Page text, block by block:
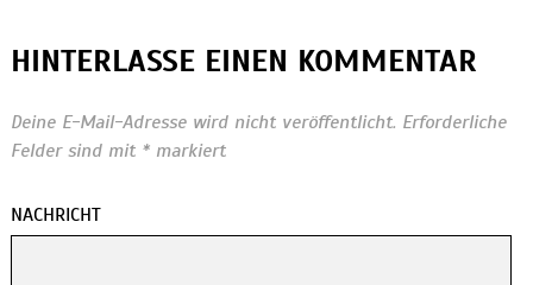
HINTERLASSE EINEN KOMMENTAR
Deine E-Mail-Adresse wird nicht veröffentlicht. Erforderliche
Felder sind mit *markiert
NACHRICHT